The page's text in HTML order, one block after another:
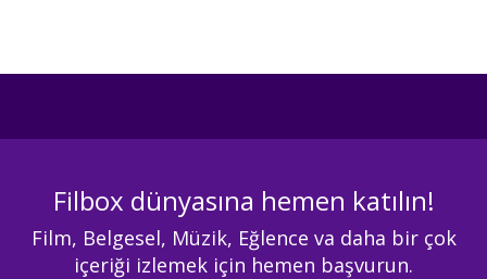
Filbox dünyasına hemen katılın!
Film, Belgesel, Müzik, Eğlence va daha bir çok
içeriği izlemek için hemen başvurun.